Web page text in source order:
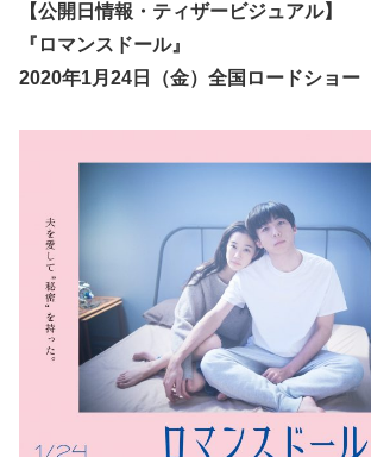
【公開日情報・ティザービジュアル】
『ロマンスドール』
2020年1月24日（金）全国ロードショー